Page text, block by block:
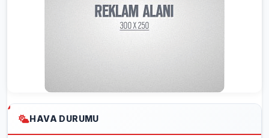
HAVA DURUMU